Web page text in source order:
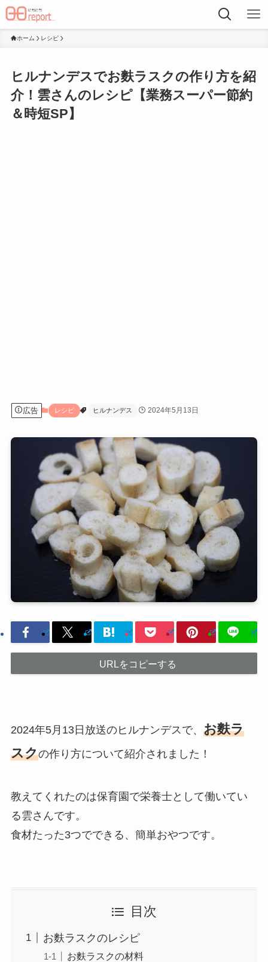
ホーム レシピ
ヒルナンデスでお麩ラスクの作り方を紹
介！雲さんのレシピ【業務スーパー節約
＆時短SP】
広告 レシピ ヒルナンデス 2024年5月13日
URLをコピーする
2024年5月13日放送のヒルナンデスで、 お麩ラ
スクの作り方について紹介されました！
教えてくれたのは保育園で栄養士として働いてい
る雲さんです。
食材たった3つでできる、簡単おやつです。
目次
お麩ラスクのレシピ
お麩ラスクの材料